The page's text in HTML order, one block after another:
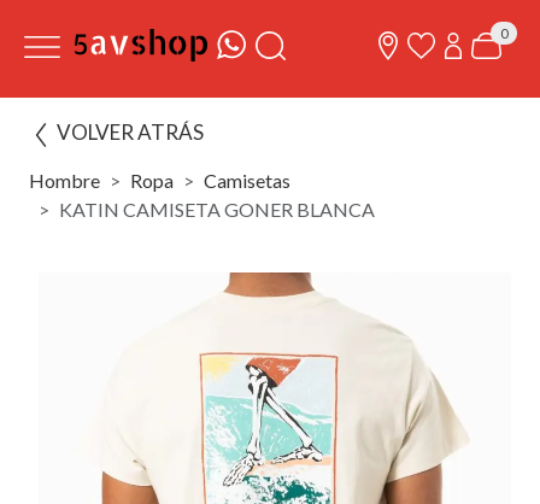
0
VOLVER ATRÁS
Hombre Ropa
Camisetas
KATIN CAMISETA GONER BLANCA